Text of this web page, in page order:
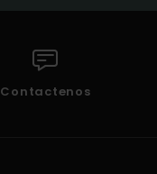
Contactenos